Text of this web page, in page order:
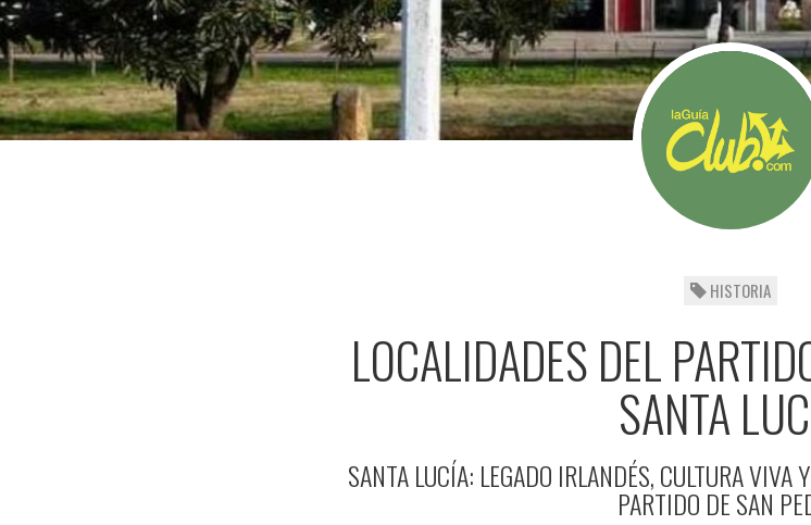
HISTORIA
LOCALIDADES DEL
SANTA
SANTA LUCÍA: LEGADO IRLANDÉS, CULTURA VIVA
PARTIDO DE SAN